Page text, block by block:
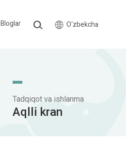
Bloglar O‘zbekcha
Tadqiqot va ishlanma
Aqlli kran